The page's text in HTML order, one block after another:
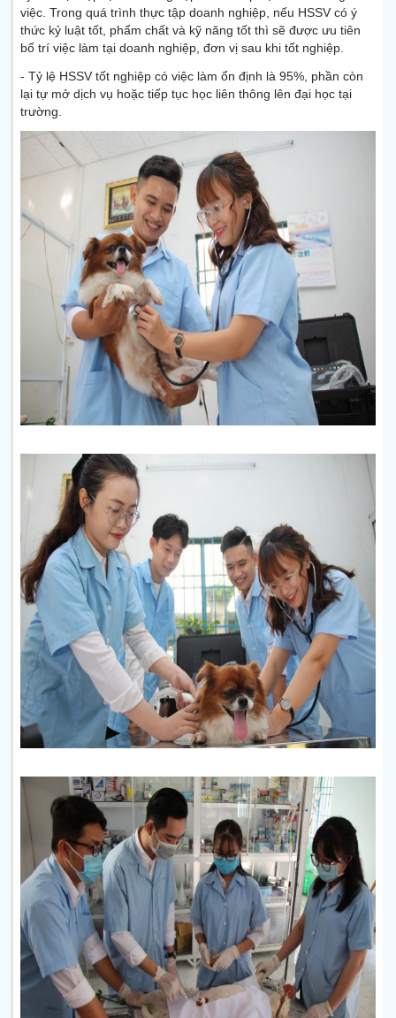
việc. Trong quá trình thực tập doanh nghiệp, nếu HSSV có ý
thức kỷ luật tốt, phẩm chất và kỹ năng tốt thì sẽ được ưu tiên
bố trí việc làm tại doanh nghiệp, đơn vị sau khi tốt nghiệp.
- Tỷ lệ HSSV tốt nghiệp có việc làm ổn định là 95%, phần còn
lại tự mở dịch vụ hoặc tiếp tục học liên thông lên đại học tại
trường.